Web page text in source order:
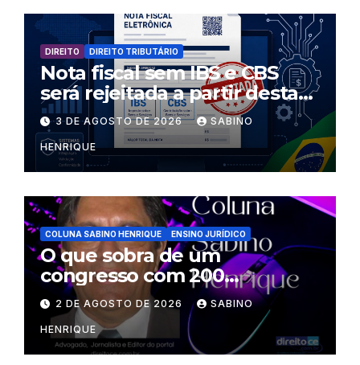
DIREITO DIREITO TRIBUTÁRIO
Nota fiscal sem IBS e CBS
será rejeitada a partir desta
segunda-feira
3 DE AGOSTO DE 2026 SABINO
HENRIQUE
COLUNA SABINO HENRIQUE ENSINO JURÍDICO
O que sobra de um
congresso com 200
palestrantes?
2 DE AGOSTO DE 2026 SABINO
HENRIQUE